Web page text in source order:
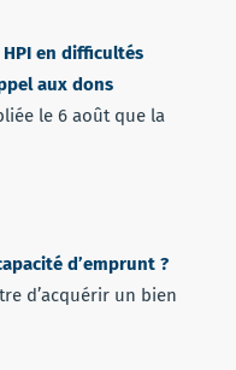
en difficultés
aux dons
le 6 août que la
d’emprunt ?
d’acquérir un bien